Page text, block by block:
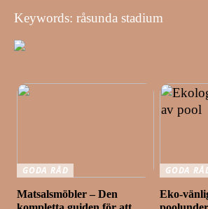
Keywords: råsunda stadium
GODA RÅD
Matsalsmöbler – Den
GODA
Eko-